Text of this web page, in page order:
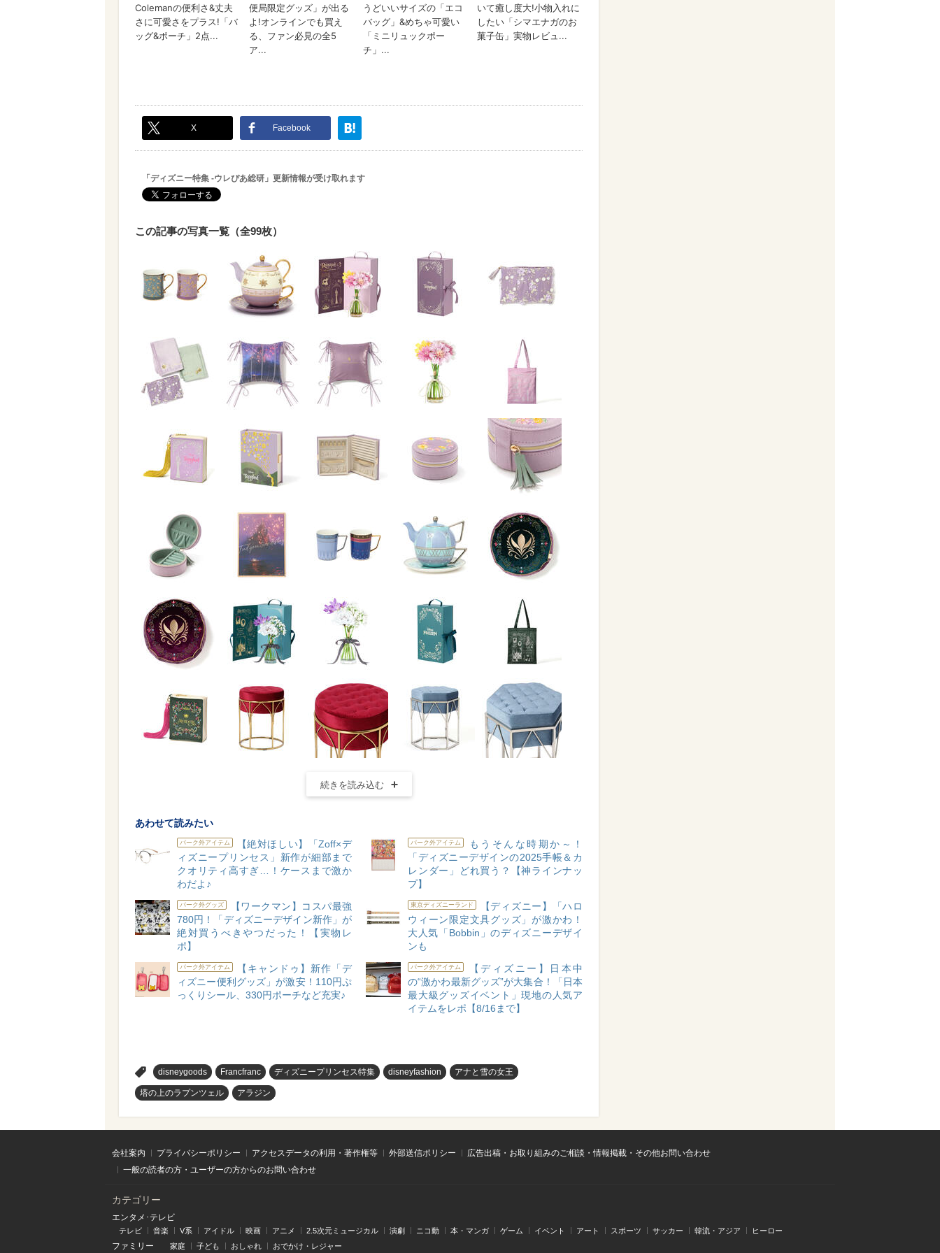
X Facebook
「ディズニー特集 -ウレぴあ総研」更新情報が受け取れます
この記事の写真一覧（全99枚）
続きを読み込む
あわせて読みたい
パーク外アイテム
【絶対ほしい】「Zoff×デ
ィズニープリンセス」新作が細部まで
クオリティ高すぎ…！ケースまで激か
わだよ♪
パーク外アイテム
もうそんな時期か～！
「ディズニーデザインの2025手帳＆カ
レンダー」どれ買う？【神ラインナッ
プ】
パーク外グッズ
【ワークマン】コスパ最強
780円！「ディズニーデザイン新作」が
絶対買うべきやつだった！【実物レ
ポ】
東京ディズニーランド
【ディズニー】「ハロ
ウィーン限定文具グッズ」が激かわ！
大人気「Bobbin」のディズニーデザイ
ンも
パーク外アイテム
【キャンドゥ】新作「デ
ィズニー便利グッズ」が激安！110円ぷ
っくりシール、330円ポーチなど充実♪
パーク外アイテム
【ディズニー】日本中
の“激かわ最新グッズ”が大集合！「日本
最大級グッズイベント」現地の人気ア
イテムをレポ【8/16まで】
disneygoods Francfranc ディズニープリンセス特集 disneyfashion アナと雪の女王
塔の上のラプンツェル アラジン
会社案内 プライバシーポリシー アクセスデータの利用・著作権等 外部送信ポリシー
広告出稿・お取り組みのご相談・情報掲載・その他お問い合わせ
一般の読者の方・ユーザーの方からのお問い合わせ
カテゴリー
エンタメ･テレビ
テレビ 音楽 V系 アイドル 映画 アニメ 2.5次元ミュージカル 演劇 ニコ動 本・マンガ ゲーム イベント アート スポーツ サッカー 韓流・アジア ヒーロー
ファミリー 家庭 子ども おしゃれ おでかけ・レジャー